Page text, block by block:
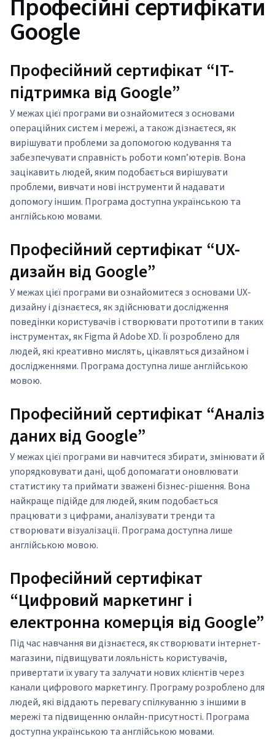
Професійні сертифікати
Google
Професійний сертифікат “IT-
підтримка від Google”
У межах цієї програми ви ознайомитеся з основами
операційних систем і мережі, а також дізнаєтеся, як
вирішувати проблеми за допомогою кодування та
забезпечувати справність роботи комп’ютерів. Вона
зацікавить людей, яким подобається вирішувати
проблеми, вивчати нові інструменти й надавати
допомогу іншим. Програма доступна українською та
англійською мовами.
Професійний сертифікат “UX-
дизайн від Google”
У межах цієї програми ви ознайомитеся з основами UX-
дизайну і дізнаєтеся, як здійснювати дослідження
поведінки користувачів і створювати прототипи в таких
інструментах, як Figma й Adobe XD. Її розроблено для
людей, які креативно мислять, цікавляться дизайном і
дослідженнями. Програма доступна лише англійською
мовою.
Професійний сертифікат “Аналіз
даних від Google”
У межах цієї програми ви навчитеся збирати, змінювати й
упорядковувати дані, щоб допомагати оновлювати
статистику та приймати зважені бізнес-рішення. Вона
найкраще підійде для людей, яким подобається
працювати з цифрами, аналізувати тренди та
створювати візуалізації. Програма доступна лише
англійською мовою.
Професійний сертифікат
“Цифровий маркетинг і
електронна комерція від Google”
Під час навчання ви дізнаєтеся, як створювати інтернет-
магазини, підвищувати лояльність користувачів,
привертати їх увагу та залучати нових клієнтів через
канали цифрового маркетингу. Програму розроблено для
людей, які віддають перевагу спілкуванню з іншими в
мережі та підвищенню онлайн-присутності. Програма
доступна українською та англійською мовами.